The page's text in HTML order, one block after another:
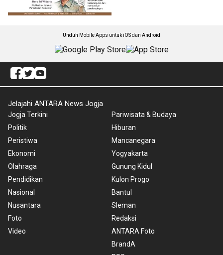
Unduh Mobile Apps untuk iOS dan Android
Jelajahi ANTARA News Jogja
Jogja Terkini
Politik
Peristiwa
Ekonomi
Olahraga
Pendidikan
Nasional
Nusantara
Foto
Video
Pariwisata & Budaya
Hiburan
Mancanegara
Yogyakarta
Gunung Kidul
Kulon Progo
Bantul
Sleman
Redaksi
ANTARA Foto
BrandA